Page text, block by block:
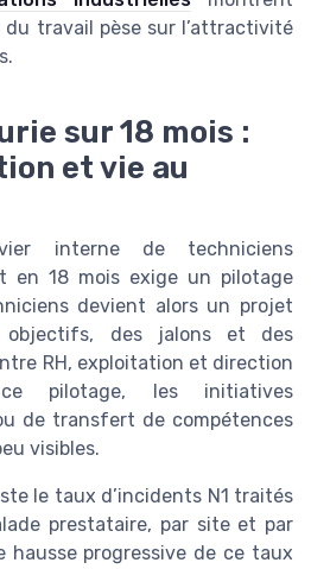
du travail pèse sur l’attractivité
sur 18 mois :
et vie au
interne de techniciens
en 18 mois exige un pilotage
devient alors un projet
objectifs, des jalons et des
RH, exploitation et direction
ce pilotage, les initiatives
de transfert de compétences
visibles.
le taux d’incidents N1 traités
prestataire, par site et par
hausse progressive de ce taux